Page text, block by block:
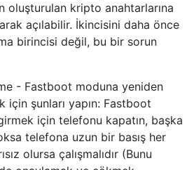
oluşturulan kripto anahtarlarına
açılabilir. İkincisini daha önce
birincisi değil, bu bir sorun
- Fastboot moduna yeniden
için şunları yapın: Fastboot
için telefonu kapatın, başka
telefona uzun bir basış her
olursa çalışmalıdır (Bunu